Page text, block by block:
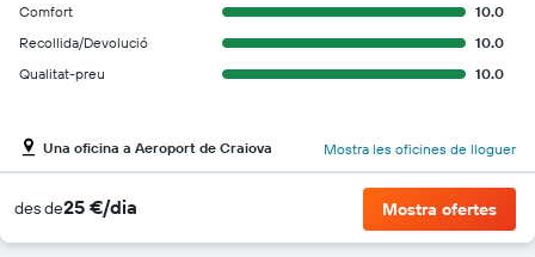
Comfort
10.0
Recollida/Devolució
10.0
Qualitat-preu
10.0
Una oficina a Aeroport de Craiova Mostra les oficines de lloguer
des de25 €/dia Mostra ofertes